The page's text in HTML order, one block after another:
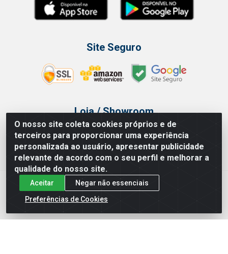
O nosso site coleta cookies próprios e de
terceiros para proporcionar uma experiência
personalizada ao usuário, apresentar publicidade
relevante de acordo com o seu perfil e melhorar a
qualidade do nosso site.
Aceitar
Negar não essenciais
Preferências de Cookies
Site Seguro
Loja / Showroom
Tel.: (11) 3314 6400
Av Vautier, 468 - Pari - São Paulo/SP
Issam Importação e Exportação LTDA - Av. Vautier, 468 - Pari, São
Paulo/ SP - CEP 03032-000 - CNPJ 00.327.385/0003-68